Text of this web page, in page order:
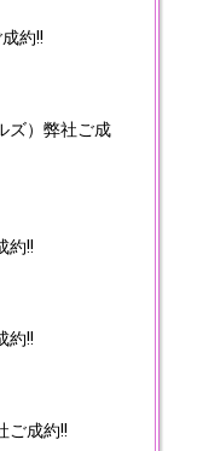
約!!
ズ）弊社ご成
約!!
約!!
ご成約!!